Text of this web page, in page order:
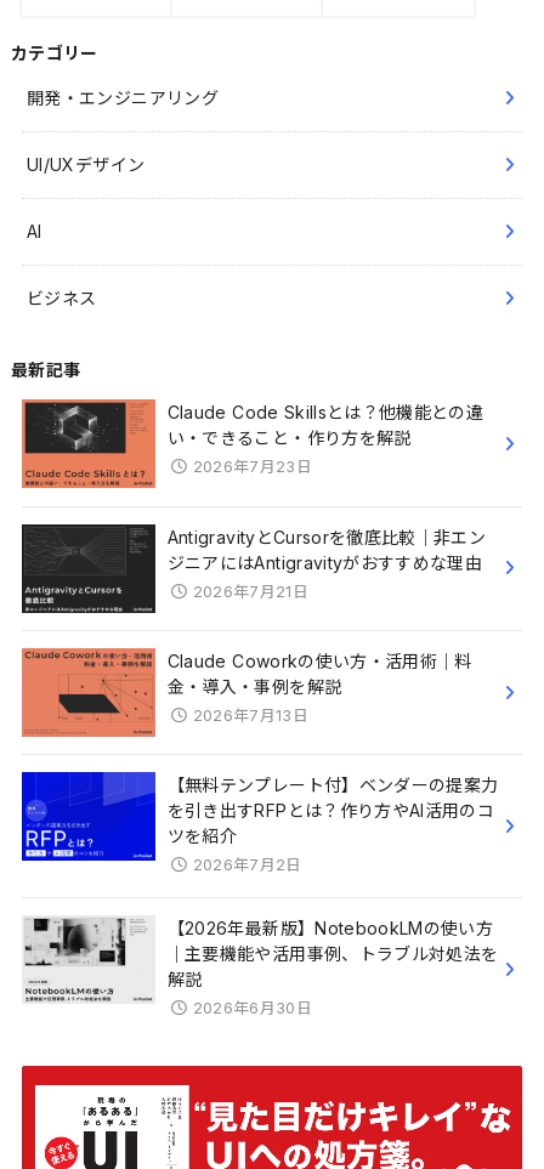
カテゴリー
開発・エンジニアリング
UI/UXデザイン
AI
ビジネス
最新記事
Claude Code Skillsとは？他機能との違
い・できること・作り方を解説
2026年7月23日
AntigravityとCursorを徹底比較｜非エン
ジニアにはAntigravityがおすすめな理由
2026年7月21日
Claude Coworkの使い方・活用術｜料
金・導入・事例を解説
2026年7月13日
【無料テンプレート付】ベンダーの提案力
を引き出すRFPとは？作り方やAI活用のコ
ツを紹介
2026年7月2日
【2026年最新版】NotebookLMの使い方
｜主要機能や活用事例、トラブル対処法を
解説
2026年6月30日